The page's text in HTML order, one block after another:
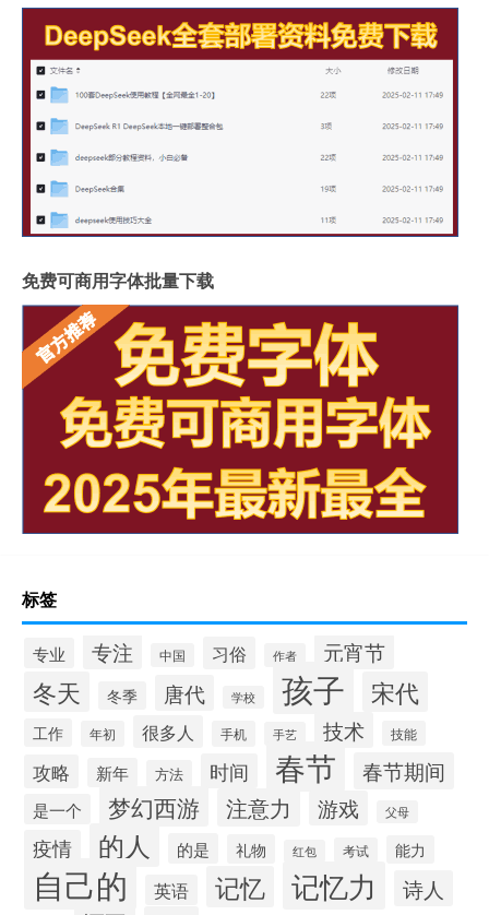
免费可商用字体批量下载
标签
专业 专注 中国 习俗 作者 元宵节
冬天 冬季 唐代 学校 孩子 宋代
工作 年初 很多人 手机 手艺 技术 技能
攻略 新年 方法 时间 春节 春节期间
是一个 梦幻西游 注意力 游戏 父母
疫情 的人 的是 礼物 红包 考试 能力
自己的 英语 记忆 记忆力 诗人